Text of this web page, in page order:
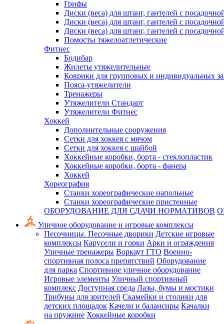
Грифы
Диски (веса) для штанг, гантелей с
Диски (веса) для штанг, гантелей с
Диски (веса) для штанг, гантелей с
Помосты тяжелоатлетические
Фитнес
Бодибар
Жилеты утяжелительные
Коврики для групповых и индивидуальных
Пояса-утяжелители
Тренажеры
Утяжелители Стандарт
Утяжелители Фитнес
Хоккей
Дополнительные сооружения
Сетки для хоккея с мячом
Сетки для хоккея с шайбой
Хоккейные коробки, борта - стеклопластик
Хоккейные коробки, борта - фанера
Хоккей
Хореография
Станки хореографические напольные
Станки хореографические пристенные
ОБОРУДОВАНИЕ ДЛЯ СДАЧИ НОРМАТИВОВ
Уличное оборудование и игровые комплексы
Песочницы. Песочные дворики Детские игровые
комплексы Карусели и горки Арки и ограждения
Уличные тренажеры Воркаут ГТО Военно-
спортивная полоса препятствий Оборудование
для парка Спортивное уличное оборудование
Игровые элементы Уличный спортивный
комплекс Доступная среда Лазы, бумы и мостики
Трибуны для зрителей Скамейки и столики для
детских площадок Качели и балансиры Качалки
на пружине Хоккейные коробки